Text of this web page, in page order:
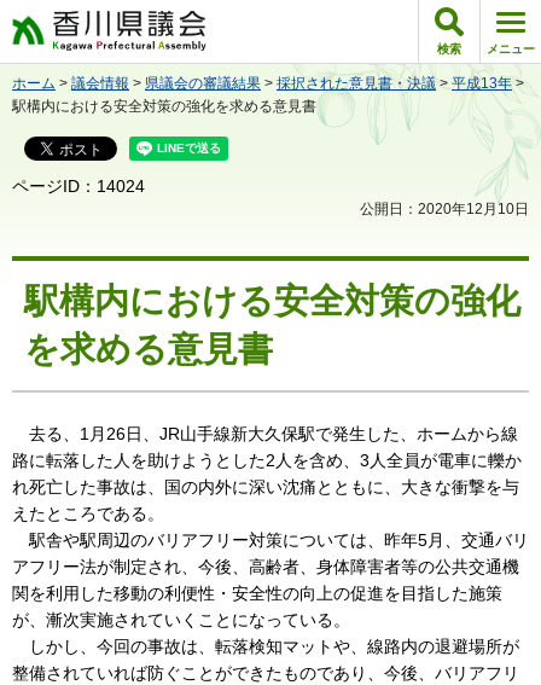
香川県議会 検索 メニュー
ホーム > 議会情報 > 県議会の審議結果 > 採択された意見書・決議 > 平成13年 >
駅構内における安全対策の強化を求める意見書
ページID：14024
公開日：2020年12月10日
駅構内における安全対策の強化
を求める意見書
去る、1月26日、JR山手線新大久保駅で発生した、ホームから線
路に転落した人を助けようとした2人を含め、3人全員が電車に轢か
れ死亡した事故は、国の内外に深い沈痛とともに、大きな衝撃を与
えたところである。
駅舎や駅周辺のバリアフリー対策については、昨年5月、交通バリ
アフリー法が制定され、今後、高齢者、身体障害者等の公共交通機
関を利用した移動の利便性・安全性の向上の促進を目指した施策
が、漸次実施されていくことになっている。
しかし、今回の事故は、転落検知マットや、線路内の退避場所が
整備されていれば防ぐことができたものであり、今後、バリアフリ